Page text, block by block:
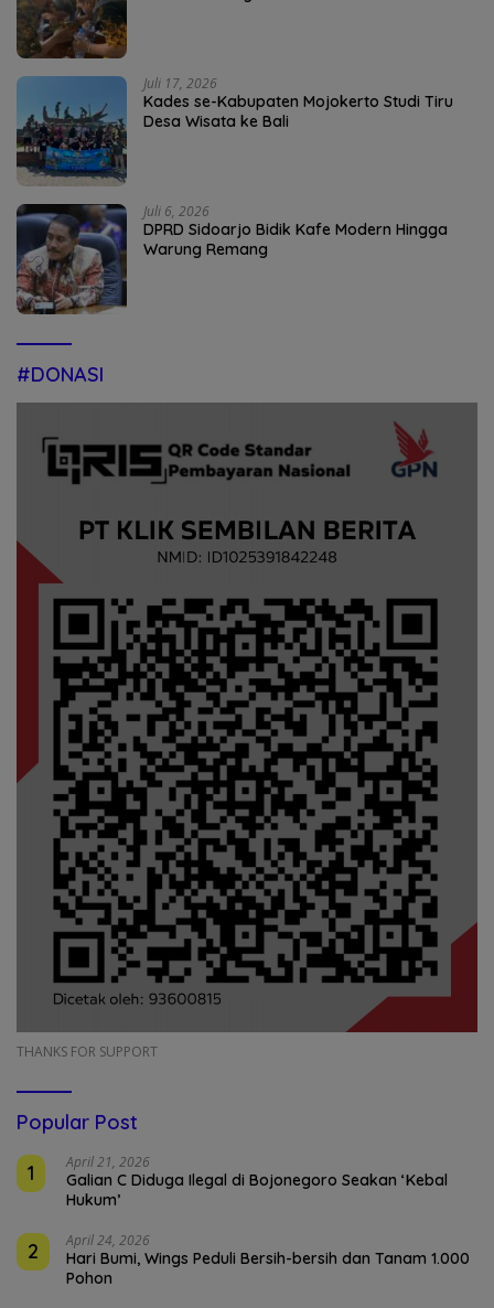
Juli 17, 2026
Kades se-Kabupaten Mojokerto Studi Tiru
Desa Wisata ke Bali
Juli 6, 2026
DPRD Sidoarjo Bidik Kafe Modern Hingga
Warung Remang
#DONASI
THANKS FOR SUPPORT
Popular Post
1
April 21, 2026
Galian C Diduga Ilegal di Bojonegoro Seakan ‘Kebal
Hukum’
2 April 24, 2026
Hari Bumi, Wings Peduli Bersih-bersih dan Tanam 1.000
Pohon